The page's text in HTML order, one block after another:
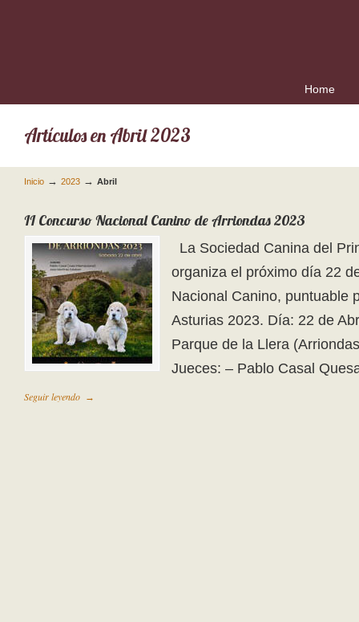
Home
Artículos en Abril 2023
Inicio → 2023 → Abril
II Concurso Nacional Canino de Arriondas 2023
La Sociedad Canina del
organiza el próximo día 22
Nacional Canino, puntuable
Asturias 2023. Día: 22 de
Parque de la Llera
Jueces: – Pablo Casal
Seguir leyendo →